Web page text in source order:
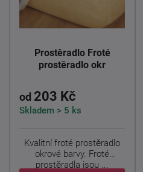
Prostěradlo Froté
prostěradlo okr
od 203 Kč
Skladem > 5 ks
Kvalitní froté prostěradlo
okrové barvy. Froté
prostěradla jsou ...